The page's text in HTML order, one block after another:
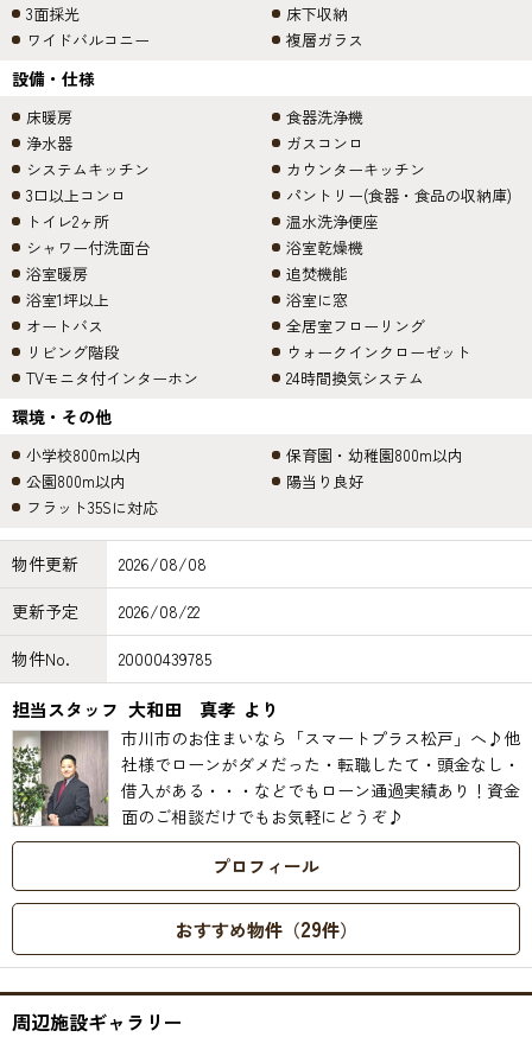
3面採光
床下収納
ワイドバルコニー
複層ガラス
設備・仕様
床暖房
食器洗浄機
浄水器
ガスコンロ
システムキッチン
カウンターキッチン
3口以上コンロ
パントリー(食器・食品の収納庫)
トイレ2ヶ所
温水洗浄便座
シャワー付洗面台
浴室乾燥機
浴室暖房
追焚機能
浴室1坪以上
浴室に窓
オートバス
全居室フローリング
リビング階段
ウォークインクローゼット
TVモニタ付インターホン
24時間換気システム
環境・その他
小学校800m以内
保育園・幼稚園800m以内
公園800m以内
陽当り良好
フラット35Sに対応
物件更新
2026/08/08
更新予定
2026/08/22
物件No.
20000439785
担当スタッフ 大和田 真孝 より
市川市のお住まいなら「スマートプラス松戸」へ♪他
社様でローンがダメだった・転職したて・頭金なし・
借入がある・・・などでもローン通過実績あり！資金
面のご相談だけでもお気軽にどうぞ♪
プロフィール
おすすめ物件（29件）
周辺施設ギャラリー